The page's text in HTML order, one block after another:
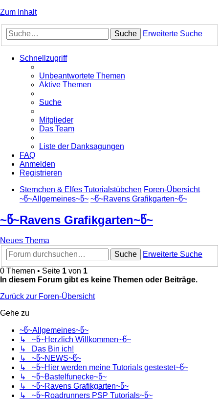
Zum Inhalt
Suche Erweiterte Suche
Schnellzugriff
Unbeantwortete Themen
Aktive Themen
Suche
Mitglieder
Das Team
Liste der Danksagungen
FAQ
Anmelden
Registrieren
Sternchen & Elfes Tutorialstübchen Foren-Übersicht
~წ~Allgemeines~წ~ ~წ~Ravens Grafikgarten~წ~
~წ~Ravens Grafikgarten~წ~
Neues Thema
Suche
Erweiterte Suche
0 Themen • Seite 1 von 1
In diesem Forum gibt es keine Themen oder Beiträge.
Zurück zur Foren-Übersicht
Gehe zu
~წ~Allgemeines~წ~
↳ ~წ~Herzlich Willkommen~წ~
↳ Das Bin ich!
↳ ~წ~NEWS~წ~
↳ ~წ~Hier werden meine Tutorials gestestet~წ~
↳ ~წ~Bastelfunecke~წ~
↳ ~წ~Ravens Grafikgarten~წ~
↳ ~წ~Roadrunners PSP Tutorials~წ~